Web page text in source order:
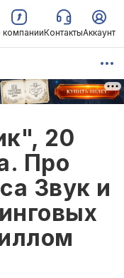
компанииКонтактыАккаунт
20
Про
Звук и